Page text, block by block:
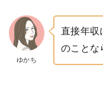
ゆかち
直接年収
のことな